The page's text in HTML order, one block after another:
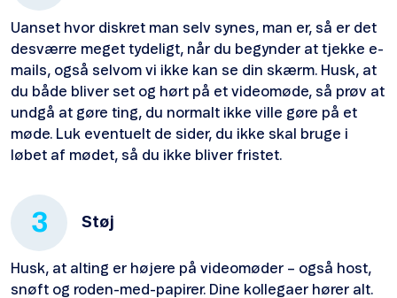
Uanset hvor diskret man selv synes, man er, så er det
desværre meget tydeligt, når du begynder at tjekke e-
mails, også selvom vi ikke kan se din skærm. Husk, at
du både bliver set og hørt på et videomøde, så prøv at
undgå at gøre ting, du normalt ikke ville gøre på et
møde. Luk eventuelt de sider, du ikke skal bruge i
løbet af mødet, så du ikke bliver fristet.
3 Støj
Husk, at alting er højere på videomøder – også host,
snøft og roden-med-papirer. Dine kollegaer hører alt.